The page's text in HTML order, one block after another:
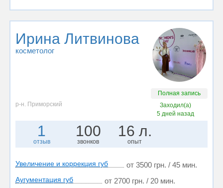
Ирина Литвинова
косметолог
Полная запись
р-н. Приморский
Заходил(а)
5 дней назад
1
отзыв
100
звонков
16 л.
опыт
Увеличение и коррекция губ от 3500 грн. / 45 мин.
Аугументация губ
от 2700 грн. / 20 мин.